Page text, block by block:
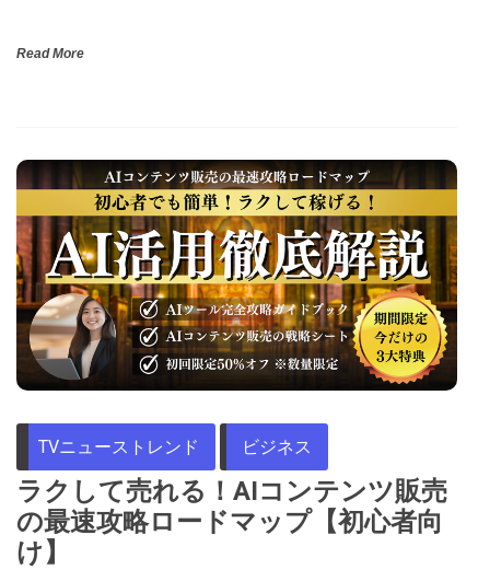
Read More
TVニューストレンド ビジネス
ラクして売れる！AIコンテンツ販売
の最速攻略ロードマップ【初心者向
け】